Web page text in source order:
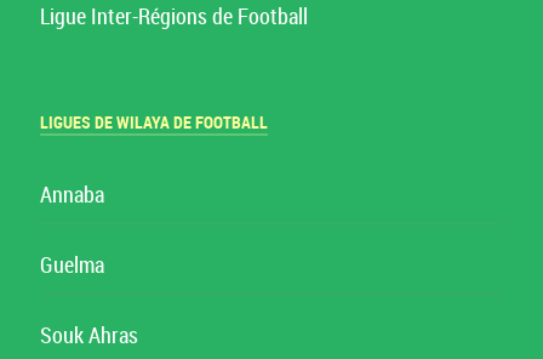
Ligue Inter-Régions de Football
LIGUES DE WILAYA DE FOOTBALL
Annaba
Guelma
Souk Ahras